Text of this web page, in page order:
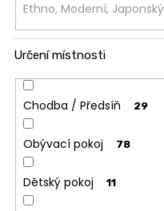
Ethno, Moderní, Japonský
Určení místnosti
Chodba / Předsíň 29
Obývací pokoj 78
Dětský pokoj 11